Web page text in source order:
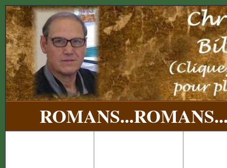
ROMANS...